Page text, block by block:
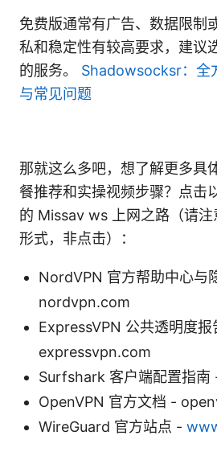
免费版通常有广告、数据限制
私和稳定性有较高要求，建议
的服务。 Shadowsocksr：全
与常见问题
那就这么多吧，想了解更多具
餐推荐和实操视频步骤？点击
的 Missav ws 上网之路（请
形式，非点击）：
NordVPN 官方帮助中心与
nordvpn.com
ExpressVPN 公共透明度报
expressvpn.com
Surfshark 客户端配置指
OpenVPN 官方文档 -
WireGuard 官方站点 -